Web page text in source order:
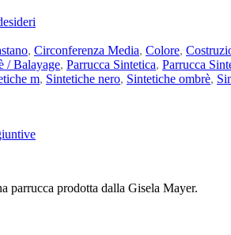
, Circonferenza Media, Colore,
/ Balayage, Parrucca Sintetica, Parrucca
m, Sintetiche nero, Sintetiche ombrè,
parrucca prodotta dalla Gisela Mayer.